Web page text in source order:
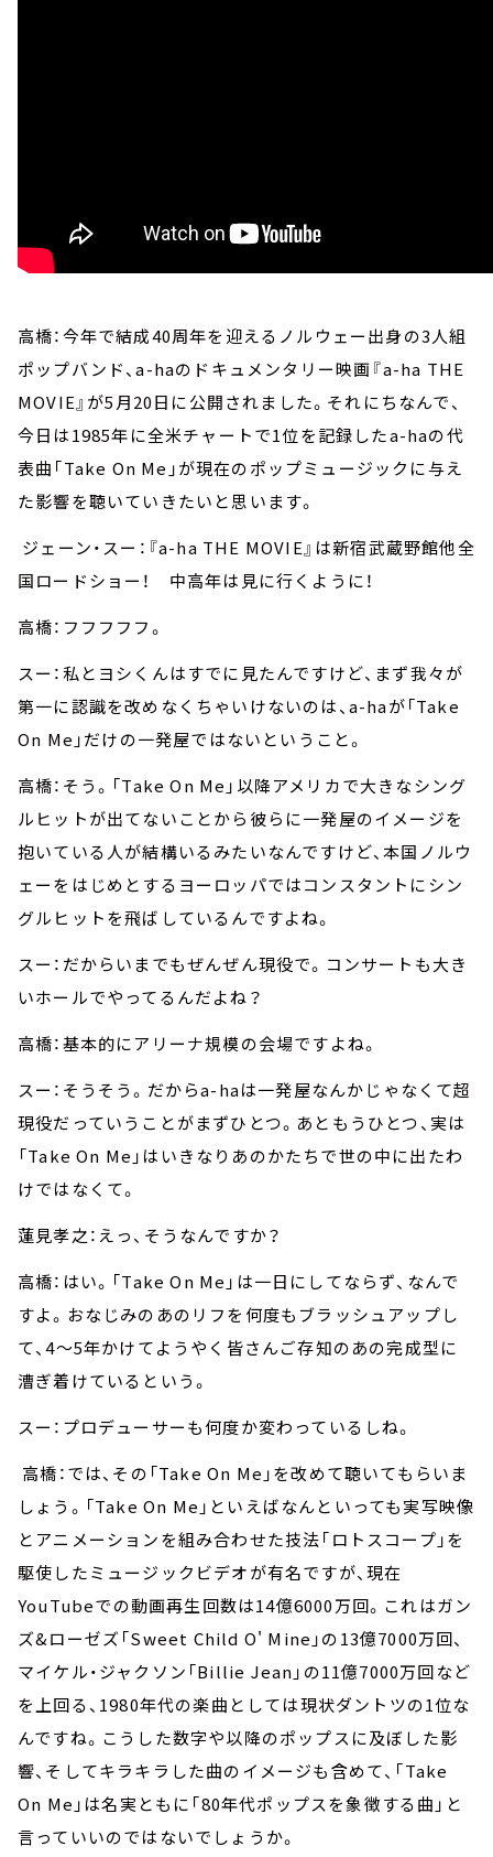
高橋：今年で結成40周年を迎えるノルウェー出身の3人組
ポップバンド、a-haのドキュメンタリー映画『a-ha THE
MOVIE』が5月20日に公開されました。それにちなんで、
今日は1985年に全米チャートで1位を記録したa-haの代
表曲「Take On Me」が現在のポップミュージックに与え
た影響を聴いていきたいと思います。
ジェーン・スー：『a-ha THE MOVIE』は新宿武蔵野館他全
国ロードショー！ 中高年は見に行くように！
高橋：フフフフフ。
スー：私とヨシくんはすでに見たんですけど、まず我々が
第一に認識を改めなくちゃいけないのは、a-haが「Take
On Me」だけの一発屋ではないということ。
高橋：そう。「Take On Me」以降アメリカで大きなシング
ルヒットが出てないことから彼らに一発屋のイメージを
抱いている人が結構いるみたいなんですけど、本国ノルウ
ェーをはじめとするヨーロッパではコンスタントにシン
グルヒットを飛ばしているんですよね。
スー：だからいまでもぜんぜん現役で。コンサートも大き
いホールでやってるんだよね？
高橋：基本的にアリーナ規模の会場ですよね。
スー：そうそう。だからa-haは一発屋なんかじゃなくて超
現役だっていうことがまずひとつ。あともうひとつ、実は
「Take On Me」はいきなりあのかたちで世の中に出たわ
けではなくて。
蓮見孝之：えっ、そうなんですか？
高橋：はい。「Take On Me」は一日にしてならず、なんで
すよ。おなじみのあのリフを何度もブラッシュアップし
て、4～5年かけてようやく皆さんご存知のあの完成型に
漕ぎ着けているという。
スー：プロデューサーも何度か変わっているしね。
高橋：では、その「Take On Me」を改めて聴いてもらいま
しょう。「Take On Me」といえばなんといっても実写映像
とアニメーションを組み合わせた技法「ロトスコープ」を
駆使したミュージックビデオが有名ですが、現在
YouTubeでの動画再生回数は14億6000万回。これはガン
ズ&ローゼズ「Sweet Child O' Mine」の13億7000万回、
マイケル・ジャクソン「Billie Jean」の11億7000万回など
を上回る、1980年代の楽曲としては現状ダントツの1位な
んですね。こうした数字や以降のポップスに及ぼした影
響、そしてキラキラした曲のイメージも含めて、「Take
On Me」は名実ともに「80年代ポップスを象徴する曲」と
言っていいのではないでしょうか。